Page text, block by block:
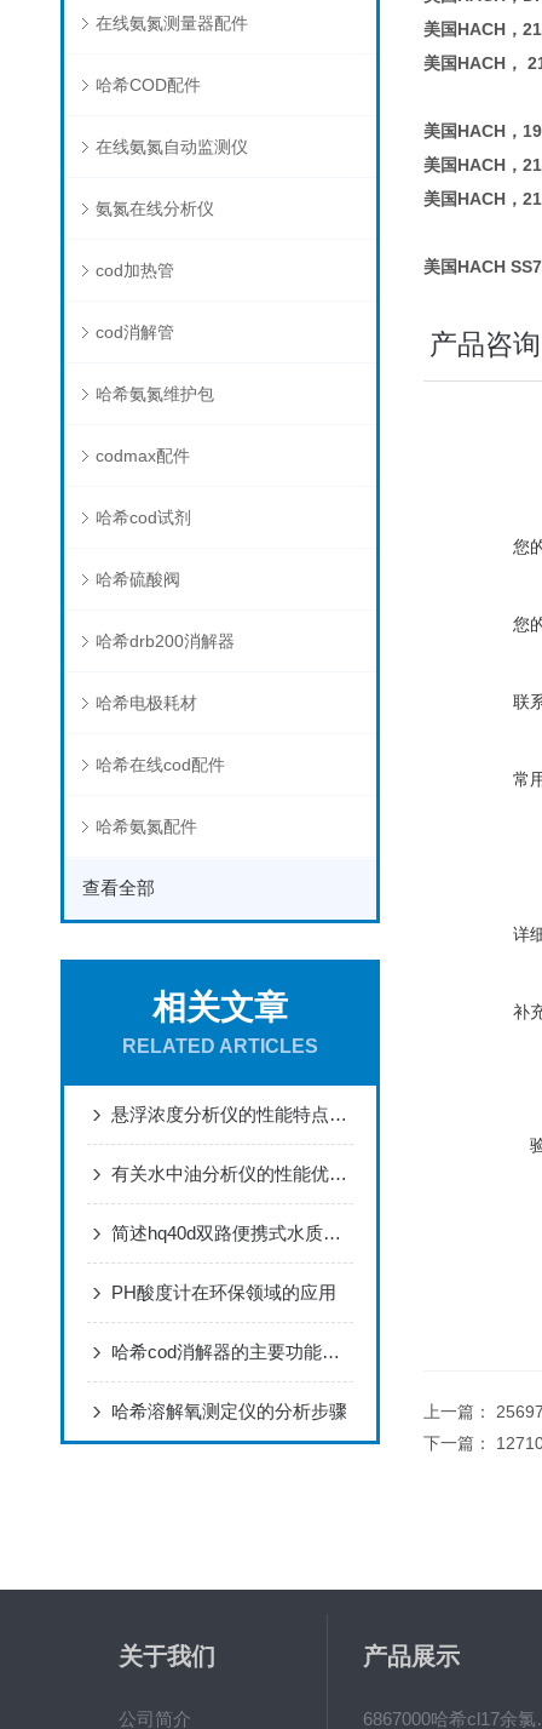
在线氨氮测量器配件
哈希COD配件
在线氨氮自动监测仪
氨氮在线分析仪
cod加热管
cod消解管
哈希氨氮维护包
codmax配件
哈希cod试剂
哈希硫酸阀
哈希drb200消解器
哈希电极耗材
哈希在线cod配件
哈希氨氮配件
查看全部
相关文章
RELATED ARTICLES
悬浮浓度分析仪的性能特点及应用范围
有关水中油分析仪的性能优点及应用领域，是不是一目了然了
简述hq40d双路便携式水质分析仪的使用说明
PH酸度计在环保领域的应用
哈希cod消解器的主要功能和特点
哈希溶解氧测定仪的分析步骤
美国HACH，
美国HACH，
美国HACH，
美国HACH，
美国HACH，
美国HACH
产品咨询
您
您
联
常
详
补
上一篇：
下一篇：
关于我们
公司简介
产品展示
6867000